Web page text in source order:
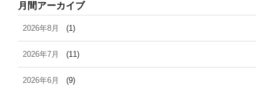
月間アーカイブ
2026年8月 (1)
2026年7月 (11)
2026年6月 (9)